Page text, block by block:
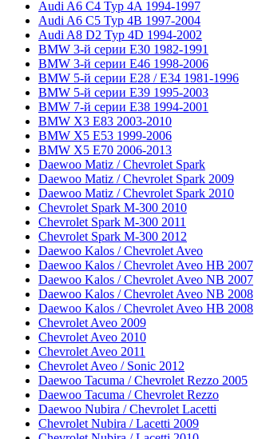
Audi A6 C4 Typ 4A 1994-1997
Audi A6 C5 Typ 4B 1997-2004
Audi A8 D2 Typ 4D 1994-2002
BMW 3-й серии E30 1982-1991
BMW 3-й серии E46 1998-2006
BMW 5-й серии E28 / E34 1981-1996
BMW 5-й серии E39 1995-2003
BMW 7-й серии E38 1994-2001
BMW X3 E83 2003-2010
BMW X5 E53 1999-2006
BMW X5 E70 2006-2013
Daewoo Matiz / Chevrolet Spark
Daewoo Matiz / Chevrolet Spark 2009
Daewoo Matiz / Chevrolet Spark 2010
Chevrolet Spark M-300 2010
Chevrolet Spark M-300 2011
Chevrolet Spark M-300 2012
Daewoo Kalos / Chevrolet Aveo
Daewoo Kalos / Chevrolet Aveo HB 2007
Daewoo Kalos / Chevrolet Aveo NB 2007
Daewoo Kalos / Chevrolet Aveo NB 2008
Daewoo Kalos / Chevrolet Aveo HB 2008
Chevrolet Aveo 2009
Chevrolet Aveo 2010
Chevrolet Aveo 2011
Chevrolet Aveo / Sonic 2012
Daewoo Tacuma / Chevrolet Rezzo 2005
Daewoo Tacuma / Chevrolet Rezzo
Daewoo Nubira / Chevrolet Lacetti
Chevrolet Nubira / Lacetti 2009